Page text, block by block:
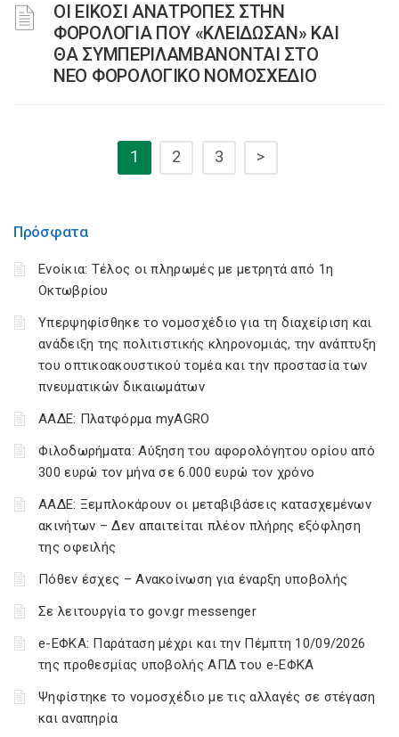
ΟΙ ΕΙΚΟΣΙ ΑΝΑΤΡΟΠΕΣ ΣΤΗΝ
ΦΟΡΟΛΟΓΙΑ ΠΟΥ «ΚΛΕΙΔΩΣΑΝ» ΚΑΙ
ΘΑ ΣΥΜΠΕΡΙΛΑΜΒΑΝΟΝΤΑΙ ΣΤΟ
ΝΕΟ ΦΟΡΟΛΟΓΙΚΟ ΝΟΜΟΣΧΕΔΙΟ
1 2 3 >
Πρόσφατα
Ενοίκια: Τέλος οι πληρωμές με μετρητά από 1η
Οκτωβρίου
Υπερψηφίσθηκε το νομοσχέδιο για τη διαχείριση και
ανάδειξη της πολιτιστικής κληρονομιάς, την ανάπτυξη
του οπτικοακουστικού τομέα και την προστασία των
πνευματικών δικαιωμάτων
ΑΑΔΕ: Πλατφόρμα myAGRO
Φιλοδωρήματα: Αύξηση του αφορολόγητου ορίου από
300 ευρώ τον μήνα σε 6.000 ευρώ τον χρόνο
ΑΑΔΕ: Ξεμπλοκάρουν οι μεταβιβάσεις κατασχεμένων
ακινήτων – Δεν απαιτείται πλέον πλήρης εξόφληση
της οφειλής
Πόθεν έσχες – Ανακοίνωση για έναρξη υποβολής
Σε λειτουργία το gov.gr messenger
e-ΕΦΚΑ: Παράταση μέχρι και την Πέμπτη 10/09/2026
της προθεσμίας υποβολής ΑΠΔ του e-ΕΦΚΑ
Ψηφίστηκε το νομοσχέδιο με τις αλλαγές σε στέγαση
και αναπηρία